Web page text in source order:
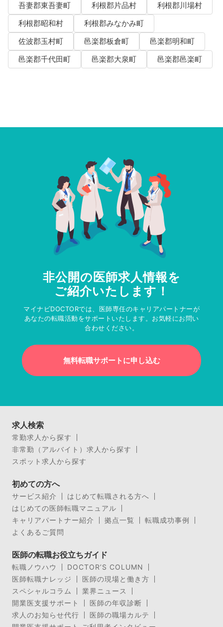
吾妻郡東吾妻町
利根郡片品村
利根郡川場村
利根郡昭和村
利根郡みなかみ町
佐波郡玉村町
邑楽郡板倉町
邑楽郡明和町
邑楽郡千代田町
邑楽郡大泉町 邑楽郡邑楽町
非公開の医師求人情報を
ご紹介いたします！
マイナビDOCTORでは、医師専任のキャリアパートナーが
あなたの転職活動をサポートいたします。お気軽にお問い
合わせください。
無料転職サポートに申し込む
求人検索
常勤求人から探す
非常勤（アルバイト）求人から探す
スポット求人から探す
初めての方へ
サービス紹介
はじめて転職される方へ
はじめての医師転職マニュアル
キャリアパートナー紹介
拠点一覧
転職成功事例
よくあるご質問
医師の転職お役立ちガイド
転職ノウハウ
DOCTOR’S COLUMN
医師転職ナレッジ
医師の現場と働き方
スペシャルコラム
業界ニュース
開業医支援サポート
医師の年収診断
求人のお知らせ代行
医師の職場カルテ